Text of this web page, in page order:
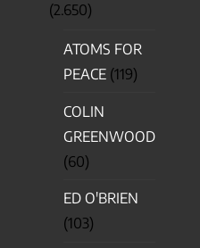
(2.650)
ATOMS FOR
PEACE (119)
COLIN
GREENWOOD
(60)
ED O'BRIEN
(103)